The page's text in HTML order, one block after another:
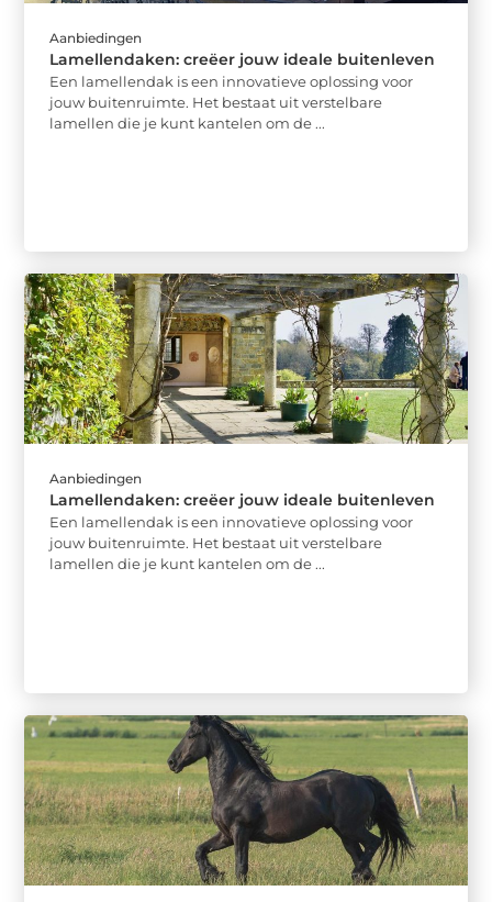
Aanbiedingen
Lamellendaken: creëer jouw ideale buitenleven
Een lamellendak is een innovatieve oplossing voor
jouw buitenruimte. Het bestaat uit verstelbare
lamellen die je kunt kantelen om de ...
Aanbiedingen
Lamellendaken: creëer jouw ideale buitenleven
Een lamellendak is een innovatieve oplossing voor
jouw buitenruimte. Het bestaat uit verstelbare
lamellen die je kunt kantelen om de ...